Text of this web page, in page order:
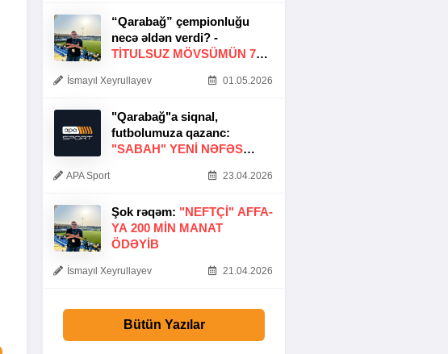
“Qarabağ” çempionluğu
necə əldən verdi? -
TITULSUZ MÖVSÜMÜN 7
İsmayıl Xeyrullayev 01.05.2026
"Qarabağ"a siqnal,
futbolumuza qazanc:
"SABAH" YENI NƏFƏS
APA Sport 23.04.2026
Şok rəqəm: "NEFTÇI" AFFA-
YA 200 MIN MANAT
ÖDƏYIB
İsmayıl Xeyrullayev 21.04.2026
Bütün Yazılar